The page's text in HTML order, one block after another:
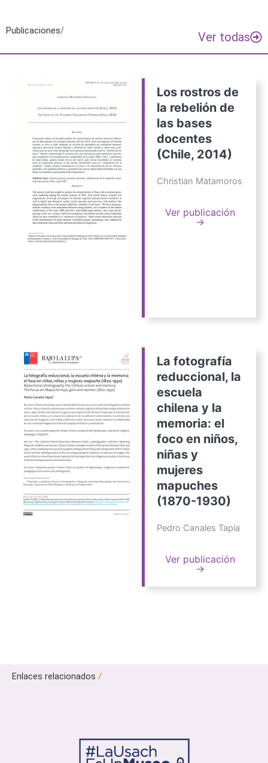
Publicaciones/ Ver todas
Los rostros de
la rebelión de
las bases
docentes
(Chile, 2014)
Christian Matamoros
Ver publicación
→
La fotografía
reduccional, la
escuela
chilena y la
memoria: el
foco en niños,
niñas y
mujeres
mapuches
(1870-1930)
Pedro Canales Tapia
Ver publicación
→
Enlaces relacionados /